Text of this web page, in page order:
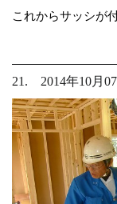
これからサッシが
21. 2014年10月07